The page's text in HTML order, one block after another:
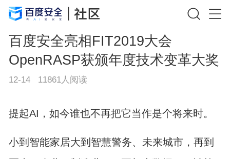
百度安全亮相FIT2019大会
OpenRASP获颁年度技术变革大奖
12-14 11861人阅读
提起AI，如今谁也不再把它当作是个将来时。
小到智能家居大到智慧警务、未来城市，再到